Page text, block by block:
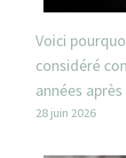
Voici
considéré
années
28 juin 2026